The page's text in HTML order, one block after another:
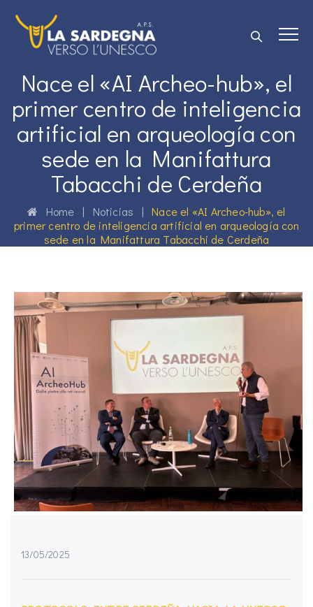
Nace el «AI Archeo-hub», el
primer centro de inteligencia
artificial en arqueología con
sede en la Manifattura
Tabacchi de Cerdeña
Home | Noticias |Nace el «AI Archeo-hub», el
primer centro de inteligencia artificial en arqueología con
sede en la Manifattura Tabacchi de Cerdeña
13/05/2025